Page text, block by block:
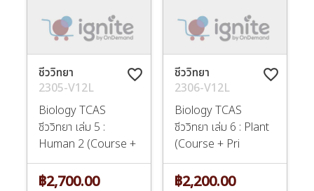
favorite_border
ชีววิทยา
2305-V12L
Biology TCAS
ชีววิทยา เล่ม 5 :
Human 2 (Course +
P
฿2,700.00
favorite_border
ชีววิทยา
2306-V12L
Biology TCAS
ชีววิทยา เล่ม 6 : Plant
(Course + Pri
฿2,200.00